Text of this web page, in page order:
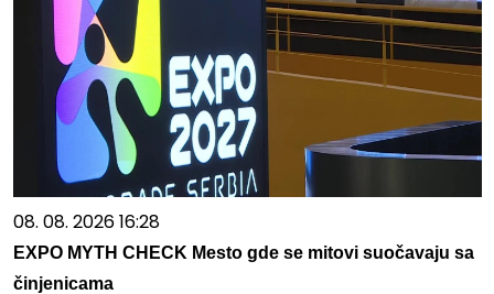
08. 08. 2026 16:28
EXPO MYTH CHECK Mesto gde se mitovi suočavaju sa
činjenicama